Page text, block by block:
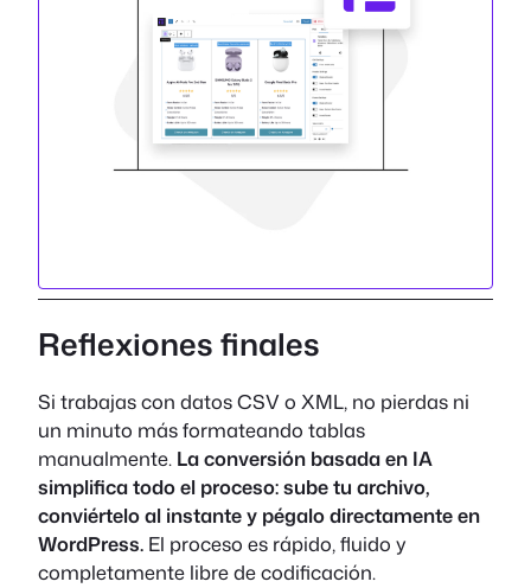
Reflexiones finales
Si trabajas con datos CSV o XML, no pierdas ni
un minuto más formateando tablas
manualmente. La conversión basada en IA
simplifica todo el proceso: sube tu archivo,
conviértelo al instante y pégalo directamente en
WordPress. El proceso es rápido, fluido y
completamente libre de codificación.